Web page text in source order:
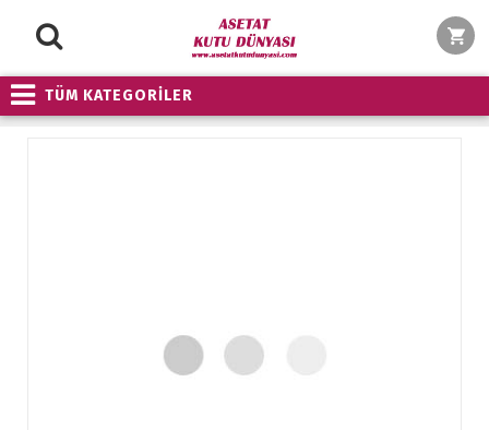
TÜM KATEGORİLER